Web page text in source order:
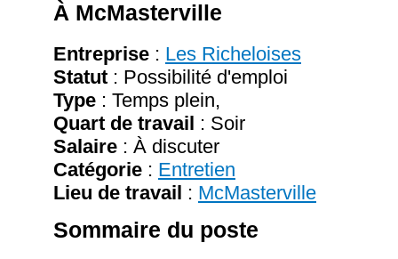
À McMasterville
Entreprise : Les Richeloises
Statut : Possibilité d'emploi
Type : Temps plein,
Quart de travail : Soir
Salaire : À discuter
Catégorie : Entretien
Lieu de travail : McMasterville
Sommaire du poste